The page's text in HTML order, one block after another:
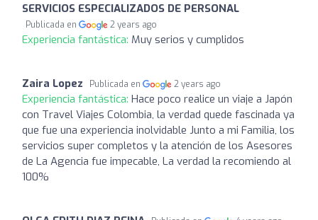
SERVICIOS ESPECIALIZADOS DE PERSONAL
Publicada en 2 years ago
Experiencia fantástica: Muy serios y cumplidos
Zaira Lopez Publicada en 2 years ago
Experiencia fantástica: Hace poco realice un viaje a Japón
con Travel Viajes Colombia, la verdad quede fascinada ya
que fue una experiencia inolvidable Junto a mi Familia, los
servicios super completos y la atención de los Asesores
de La Agencia fue impecable, La verdad la recomiendo al
100%